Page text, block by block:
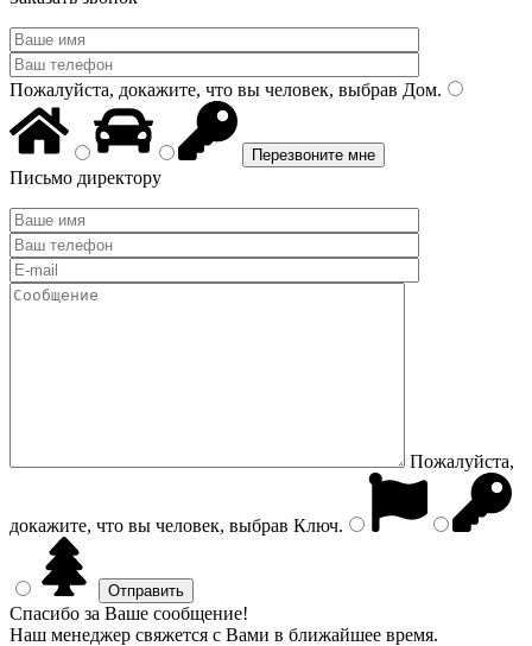
Пожалуйста, докажите, что вы человек, выбрав Дом.
Письмо директору
Пожалуйста,
докажите, что вы человек, выбрав Ключ.
Спасибо за Ваше сообщение!
Наш менеджер свяжется с Вами в ближайшее время.